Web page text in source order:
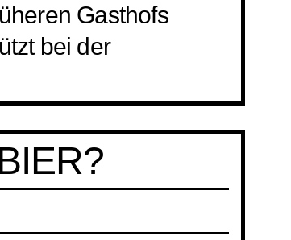
Gasthofs
bei der